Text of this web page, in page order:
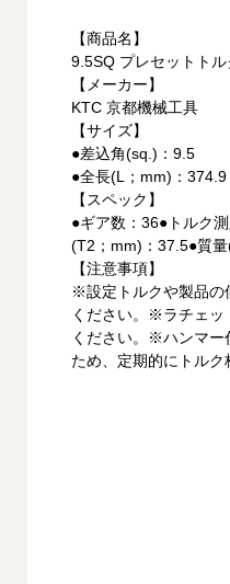
【商品名】
9.5SQ プレセットト
【メーカー】
KTC 京都機械工具
【サイズ】
●差込角(sq.)：9.5
●全長(L；mm)：374.9
【スペック】
●ギア数：36●トルク
(T2；mm)：37.5●質
【注意事項】
※設定トルクや製品の
ください。※ラチェッ
ください。※ハンマー
ため、定期的にトルク